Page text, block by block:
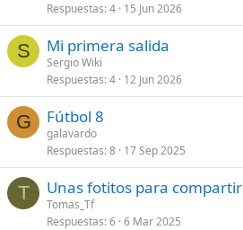
Respuestas 4 15 Jun 2026
S Mi primera salida
Sergio Wiki
Respuestas 4 12 Jun 2026
G Fútbol 8
galavardo
Respuestas 8 17 Sep 2025
T Unas fotitos para compartir
Tomas_Tf
Respuestas 6 6 Mar 2025